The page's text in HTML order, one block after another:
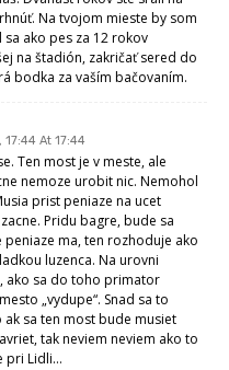
Na tvojom mieste by som
ako pes za 12 rokov
na štadión, zakričať sered do
bodka za vaším bačovaním.
At 17:44
Ten most je v meste, ale
nemoze urobit nic. Nemohol
prist peniaze na ucet
Pridu bagre, bude sa
ma, ten rozhoduje ako
luzenca. Na urovni
ako sa do toho primator
„vydupe“. Snad sa to
sa ten most bude musiet
tak neviem neviem ako to
pri Lidli…